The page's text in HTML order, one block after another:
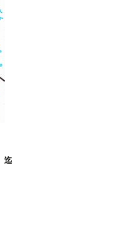
迄